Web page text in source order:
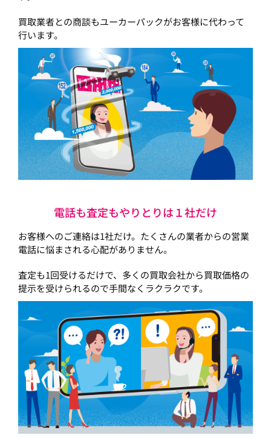
買取業者との商談もユーカーパックがお客様に代わって
行います。
電話も査定もやりとりは１社だけ
お客様へのご連絡は1社だけ。たくさんの業者からの営業
電話に悩まされる心配がありません。
査定も1回受けるだけで、多くの買取会社から買取価格の
提示を受けられるので手間なくラクラクです。